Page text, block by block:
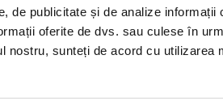
de publicitate și de analize informații
oferite de dvs. sau culese în
sunteți de acord cu utilizarea